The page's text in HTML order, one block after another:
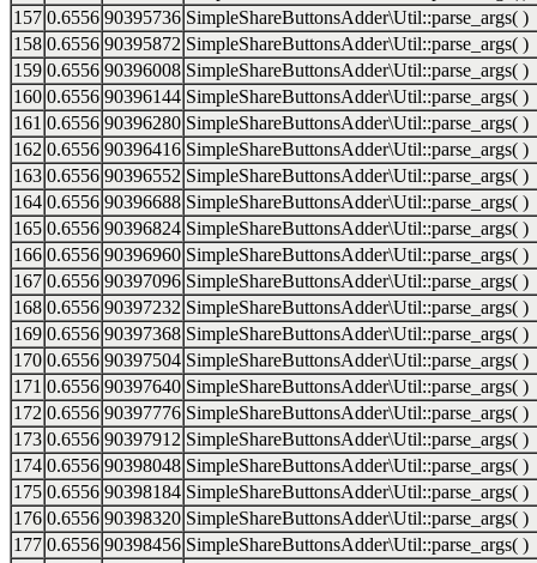
157 0.6556 90395736 SimpleShareButtonsAdder\Util::parse_args( )
158 0.6556 90395872 SimpleShareButtonsAdder\Util::parse_args( )
159 0.6556 90396008 SimpleShareButtonsAdder\Util::parse_args( )
160 0.6556 90396144 SimpleShareButtonsAdder\Util::parse_args( )
161 0.6556 90396280 SimpleShareButtonsAdder\Util::parse_args( )
162 0.6556 90396416 SimpleShareButtonsAdder\Util::parse_args( )
163 0.6556 90396552 SimpleShareButtonsAdder\Util::parse_args( )
164 0.6556 90396688 SimpleShareButtonsAdder\Util::parse_args( )
165 0.6556 90396824 SimpleShareButtonsAdder\Util::parse_args( )
166 0.6556 90396960 SimpleShareButtonsAdder\Util::parse_args( )
167 0.6556 90397096 SimpleShareButtonsAdder\Util::parse_args( )
168 0.6556 90397232 SimpleShareButtonsAdder\Util::parse_args( )
169 0.6556 90397368 SimpleShareButtonsAdder\Util::parse_args( )
170 0.6556 90397504 SimpleShareButtonsAdder\Util::parse_args( )
171 0.6556 90397640 SimpleShareButtonsAdder\Util::parse_args( )
172 0.6556 90397776 SimpleShareButtonsAdder\Util::parse_args( )
173 0.6556 90397912 SimpleShareButtonsAdder\Util::parse_args( )
174 0.6556 90398048 SimpleShareButtonsAdder\Util::parse_args( )
175 0.6556 90398184 SimpleShareButtonsAdder\Util::parse_args( )
176 0.6556 90398320 SimpleShareButtonsAdder\Util::parse_args( )
177 0.6556 90398456 SimpleShareButtonsAdder\Util::parse_args( )